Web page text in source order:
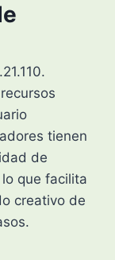
tienen
de
que facilita
creativo de